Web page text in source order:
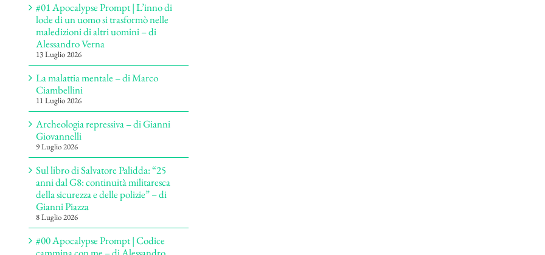
#01 Apocalypse Prompt | L’inno di
lode di un uomo si trasformò nelle
maledizioni di altri uomini – di
Alessandro Verna
13 Luglio 2026
La malattia mentale – di Marco
Ciambellini
11 Luglio 2026
Archeologia repressiva – di Gianni
Giovannelli
9 Luglio 2026
Sul libro di Salvatore Palidda: “25
anni dal G8: continuità militaresca
della sicurezza e delle polizie” – di
Gianni Piazza
8 Luglio 2026
#00 Apocalypse Prompt | Codice